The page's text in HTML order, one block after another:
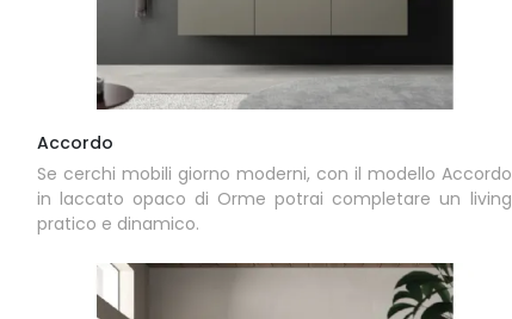
Accordo
Se cerchi mobili giorno moderni, con il modello Accordo
in laccato opaco di Orme potrai completare un living
pratico e dinamico.